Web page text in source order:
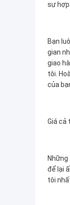
sự
Bạn
gian
giao
tôi.
của
Giá cả
để lại
tôi